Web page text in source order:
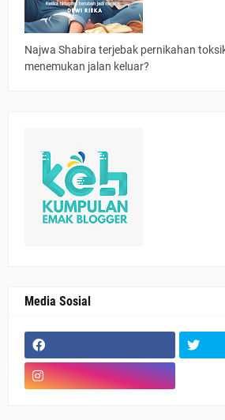
Najwa Shabira terjebak pernikahan
menemukan jalan keluar?
Media Sosial